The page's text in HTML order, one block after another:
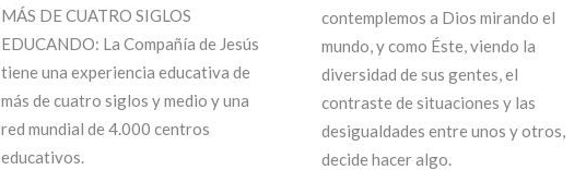
MÁS DE CUATRO SIGLOS
EDUCANDO: La Compañía de Jesús
tiene una experiencia educativa de
más de cuatro siglos y medio y una
red mundial de 4.000 centros
educativos.
contemplemos a Dios mirando el
mundo, y como Éste, viendo la
diversidad de sus gentes, el
contraste de situaciones y las
desigualdades entre unos y otros,
decide hacer algo.